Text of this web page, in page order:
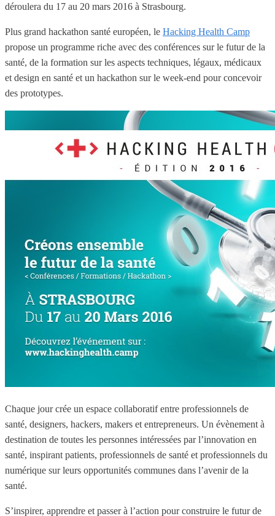
déroulera du 17 au 20 mars 2016 à Strasbourg.
Plus grand hackathon santé européen, le Hacking Health Camp
propose un programme riche avec des conférences sur le futur de la
santé, de la formation sur les aspects techniques, légaux, médicaux
et design en santé et un hackathon sur le week-end pour concevoir
des prototypes.
Chaque jour crée un espace collaboratif entre professionnels de
santé, designers, hackers, makers et entrepreneurs. Un évènement à
destination de toutes les personnes intéressées par l’innovation en
santé, inspirant patients, professionnels de santé et professionnels du
numérique sur leurs opportunités communes dans l’avenir de la
santé.
S’inspirer, apprendre et passer à l’action pour construire le futur de